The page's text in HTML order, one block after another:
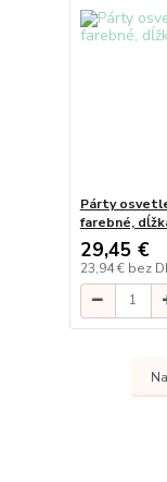
Párty
farebné,
29,45 €
23,94 € bez